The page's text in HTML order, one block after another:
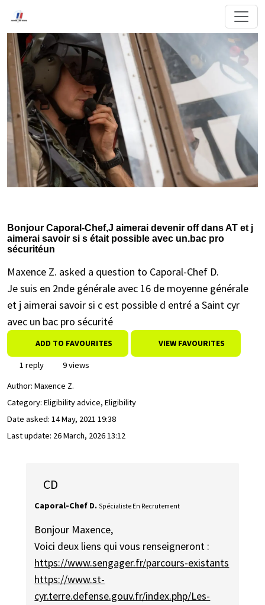
Bonjour Caporal-Chef,J aimerai devenir off dans AT et j
aimerai savoir si s était possible avec un.bac pro
sécuritéun
Maxence Z. asked a question to Caporal-Chef D.
Je suis en 2nde générale avec 16 de moyenne générale
et j aimerai savoir si c est possible d entré a Saint cyr
avec un bac pro sécurité
ADD TO FAVOURITES VIEW FAVOURITES
1 reply
9 views
Author: Maxence Z.
Category: Eligibility advice, Eligibility
Date asked: 14 May, 2021 19:38
Last update: 26 March, 2026 13:12
CD
Caporal-Chef D. Spécialiste En Recrutement
Bonjour Maxence,
Voici deux liens qui vous renseigneront :
https://www.sengager.fr/parcours-existants
https://www.st-
cyr.terre.defense.gouv.fr/index.php/Les-